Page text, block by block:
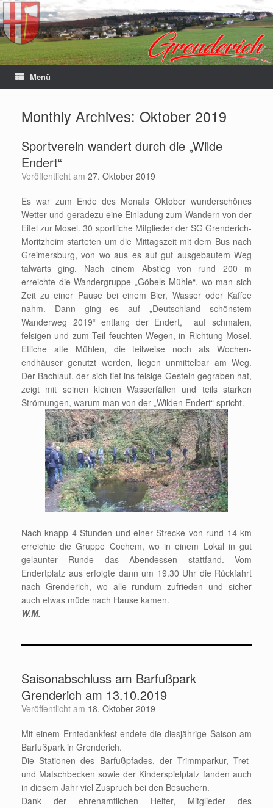
Menü
Monthly Archives: Oktober 2019
Sportverein wandert durch die „Wilde
Endert“
Veröffentlicht am 27. Oktober 2019
Es war zum Ende des Monats Oktober wunderschönes
Wetter und geradezu eine Einladung zum Wandern von der
Eifel zur Mosel. 30 sportliche Mitglieder der SG Grenderich-
Moritzheim starteten um die Mittagszeit mit dem Bus nach
Greimersburg, von wo aus es auf gut ausgebautem Weg
talwärts ging. Nach einem Abstieg von rund 200 m
erreichte die Wandergruppe „Göbels Mühle“, wo man sich
Zeit zu einer Pause bei einem Bier, Wasser oder Kaffee
nahm. Dann ging es auf „Deutschland schönstem
Wanderweg 2019“ entlang der Endert, auf schmalen,
felsigen und zum Teil feuchten Wegen, in Richtung Mosel.
Etliche alte Mühlen, die teilweise noch als Wochen-
endhäuser genutzt werden, liegen unmittelbar am Weg.
Der Bachlauf, der sich tief ins felsige Gestein gegraben hat,
zeigt mit seinen kleinen Wasserfällen und teils starken
Strömungen, warum man von der „Wilden Endert“ spricht.
Nach knapp 4 Stunden und einer Strecke von rund 14 km
erreichte die Gruppe Cochem, wo in einem Lokal in gut
gelaunter Runde das Abendessen stattfand. Vom
Endertplatz aus erfolgte dann um 19.30 Uhr die Rückfahrt
nach Grenderich, wo alle rundum zufrieden und sicher
auch etwas müde nach Hause kamen.
W.M.
Saisonabschluss am Barfußpark
Grenderich am 13.10.2019
Veröffentlicht am 18. Oktober 2019
Mit einem Erntedankfest endete die diesjährige Saison am
Barfußpark in Grenderich.
Die Stationen des Barfußpfades, der Trimmparkur, Tret-
und Matschbecken sowie der Kinderspielplatz fanden auch
in diesem Jahr viel Zuspruch bei den Besuchern.
Dank der ehrenamtlichen Helfer, Mitglieder des